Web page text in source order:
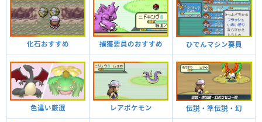
化石おすすめ 捕獲要員のおすすめ ひでんマシン要員
色違い厳選 レアポケモン 伝説・準伝説・幻